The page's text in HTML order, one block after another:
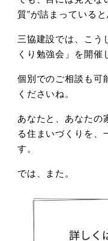
質”が詰まっていると
三協建設では、こう
くり勉強会」を開催
個別でのご相談も可
くださいね。
あなたと、あなたの
る住まいづくりを、
す。
では、また。